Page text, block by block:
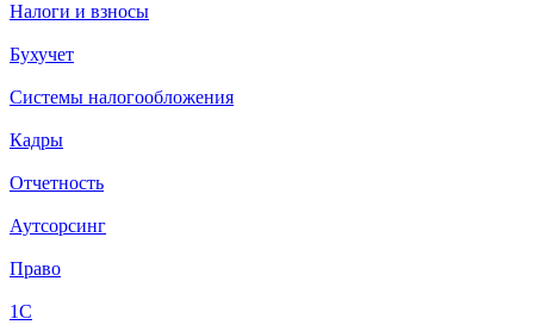
Налоги и взносы
Бухучет
Системы налогообложения
Кадры
Отчетность
Аутсорсинг
Право
1С